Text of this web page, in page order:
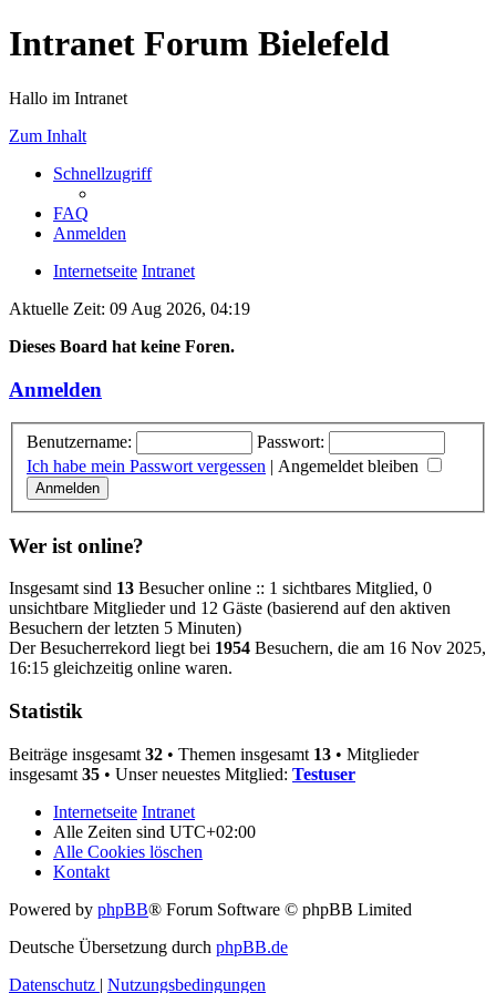
Intranet Forum Bielefeld
Hallo im Intranet
Zum Inhalt
Schnellzugriff
FAQ
Anmelden
Internetseite Intranet
Aktuelle Zeit: 09 Aug 2026, 04:19
Dieses Board hat keine Foren.
Anmelden
Benutzername:
Passwort:
Ich habe mein Passwort vergessen | Angemeldet bleiben
Wer ist online?
Insgesamt sind 13 Besucher online :: 1 sichtbares Mitglied, 0
unsichtbare Mitglieder und 12 Gäste (basierend auf den aktiven
Besuchern der letzten 5 Minuten)
Der Besucherrekord liegt bei 1954 Besuchern, die am 16 Nov 2025,
16:15 gleichzeitig online waren.
Statistik
Beiträge insgesamt 32 • Themen insgesamt 13 • Mitglieder
insgesamt 35 • Unser neuestes Mitglied: Testuser
Internetseite Intranet
Alle Zeiten sind UTC+02:00
Alle Cookies löschen
Kontakt
Powered by phpBB® Forum Software © phpBB Limited
Deutsche Übersetzung durch phpBB.de
Datenschutz | Nutzungsbedingungen